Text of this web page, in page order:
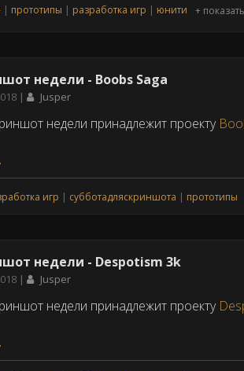
прототипы разработка игр юнити +
недели - Boobs Saga
Jusper
недели принадлежит проекту
игр субботадляскриншота прототипы
недели - Despotism 3k
Jusper
недели принадлежит проекту